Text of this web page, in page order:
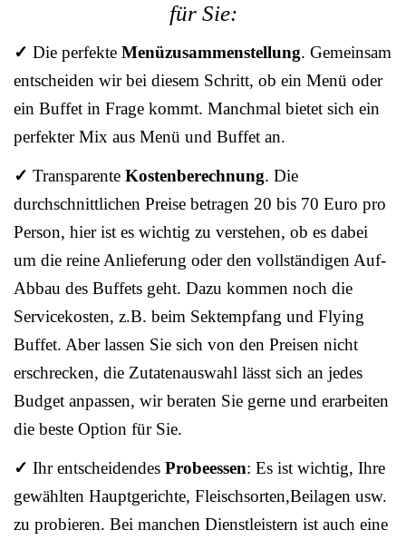
für Sie:
✓ Die perfekte Menüzusammenstellung. Gemeinsam
entscheiden wir bei diesem Schritt, ob ein Menü oder
ein Buffet in Frage kommt. Manchmal bietet sich ein
perfekter Mix aus Menü und Buffet an.
✓ Transparente Kostenberechnung. Die
durchschnittlichen Preise betragen 20 bis 70 Euro pro
Person, hier ist es wichtig zu verstehen, ob es dabei
um die reine Anlieferung oder den vollständigen Auf-
Abbau des Buffets geht. Dazu kommen noch die
Servicekosten, z.B. beim Sektempfang und Flying
Buffet. Aber lassen Sie sich von den Preisen nicht
erschrecken, die Zutatenauswahl lässt sich an jedes
Budget anpassen, wir beraten Sie gerne und erarbeiten
die beste Option für Sie.
✓ Ihr entscheidendes Probeessen: Es ist wichtig, Ihre
gewählten Hauptgerichte, Fleischsorten,Beilagen usw.
zu probieren. Bei manchen Dienstleistern ist auch eine